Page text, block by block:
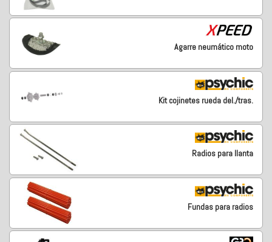
Agarre neumático moto
Kit cojinetes rueda del./tras.
Radios para llanta
Fundas para radios